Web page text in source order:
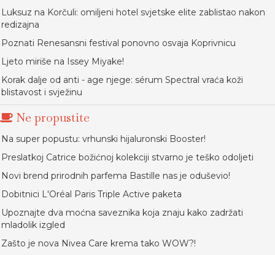
Luksuz na Korčuli: omiljeni hotel svjetske elite zablistao nakon
redizajna
Poznati Renesansni festival ponovno osvaja Koprivnicu
Ljeto miriše na Issey Miyake!
Korak dalje od anti - age njege: sérum Spectral vraća koži
blistavost i svježinu
Ne propustite
Na super popustu: vrhunski hijaluronski Booster!
Preslatkoj Catrice božićnoj kolekciji stvarno je teško odoljeti
Novi brend prirodnih parfema Bastille nas je oduševio!
Dobitnici L'Oréal Paris Triple Active paketa
Upoznajte dva moćna saveznika koja znaju kako zadržati
mladolik izgled
Zašto je nova Nivea Care krema tako WOW?!